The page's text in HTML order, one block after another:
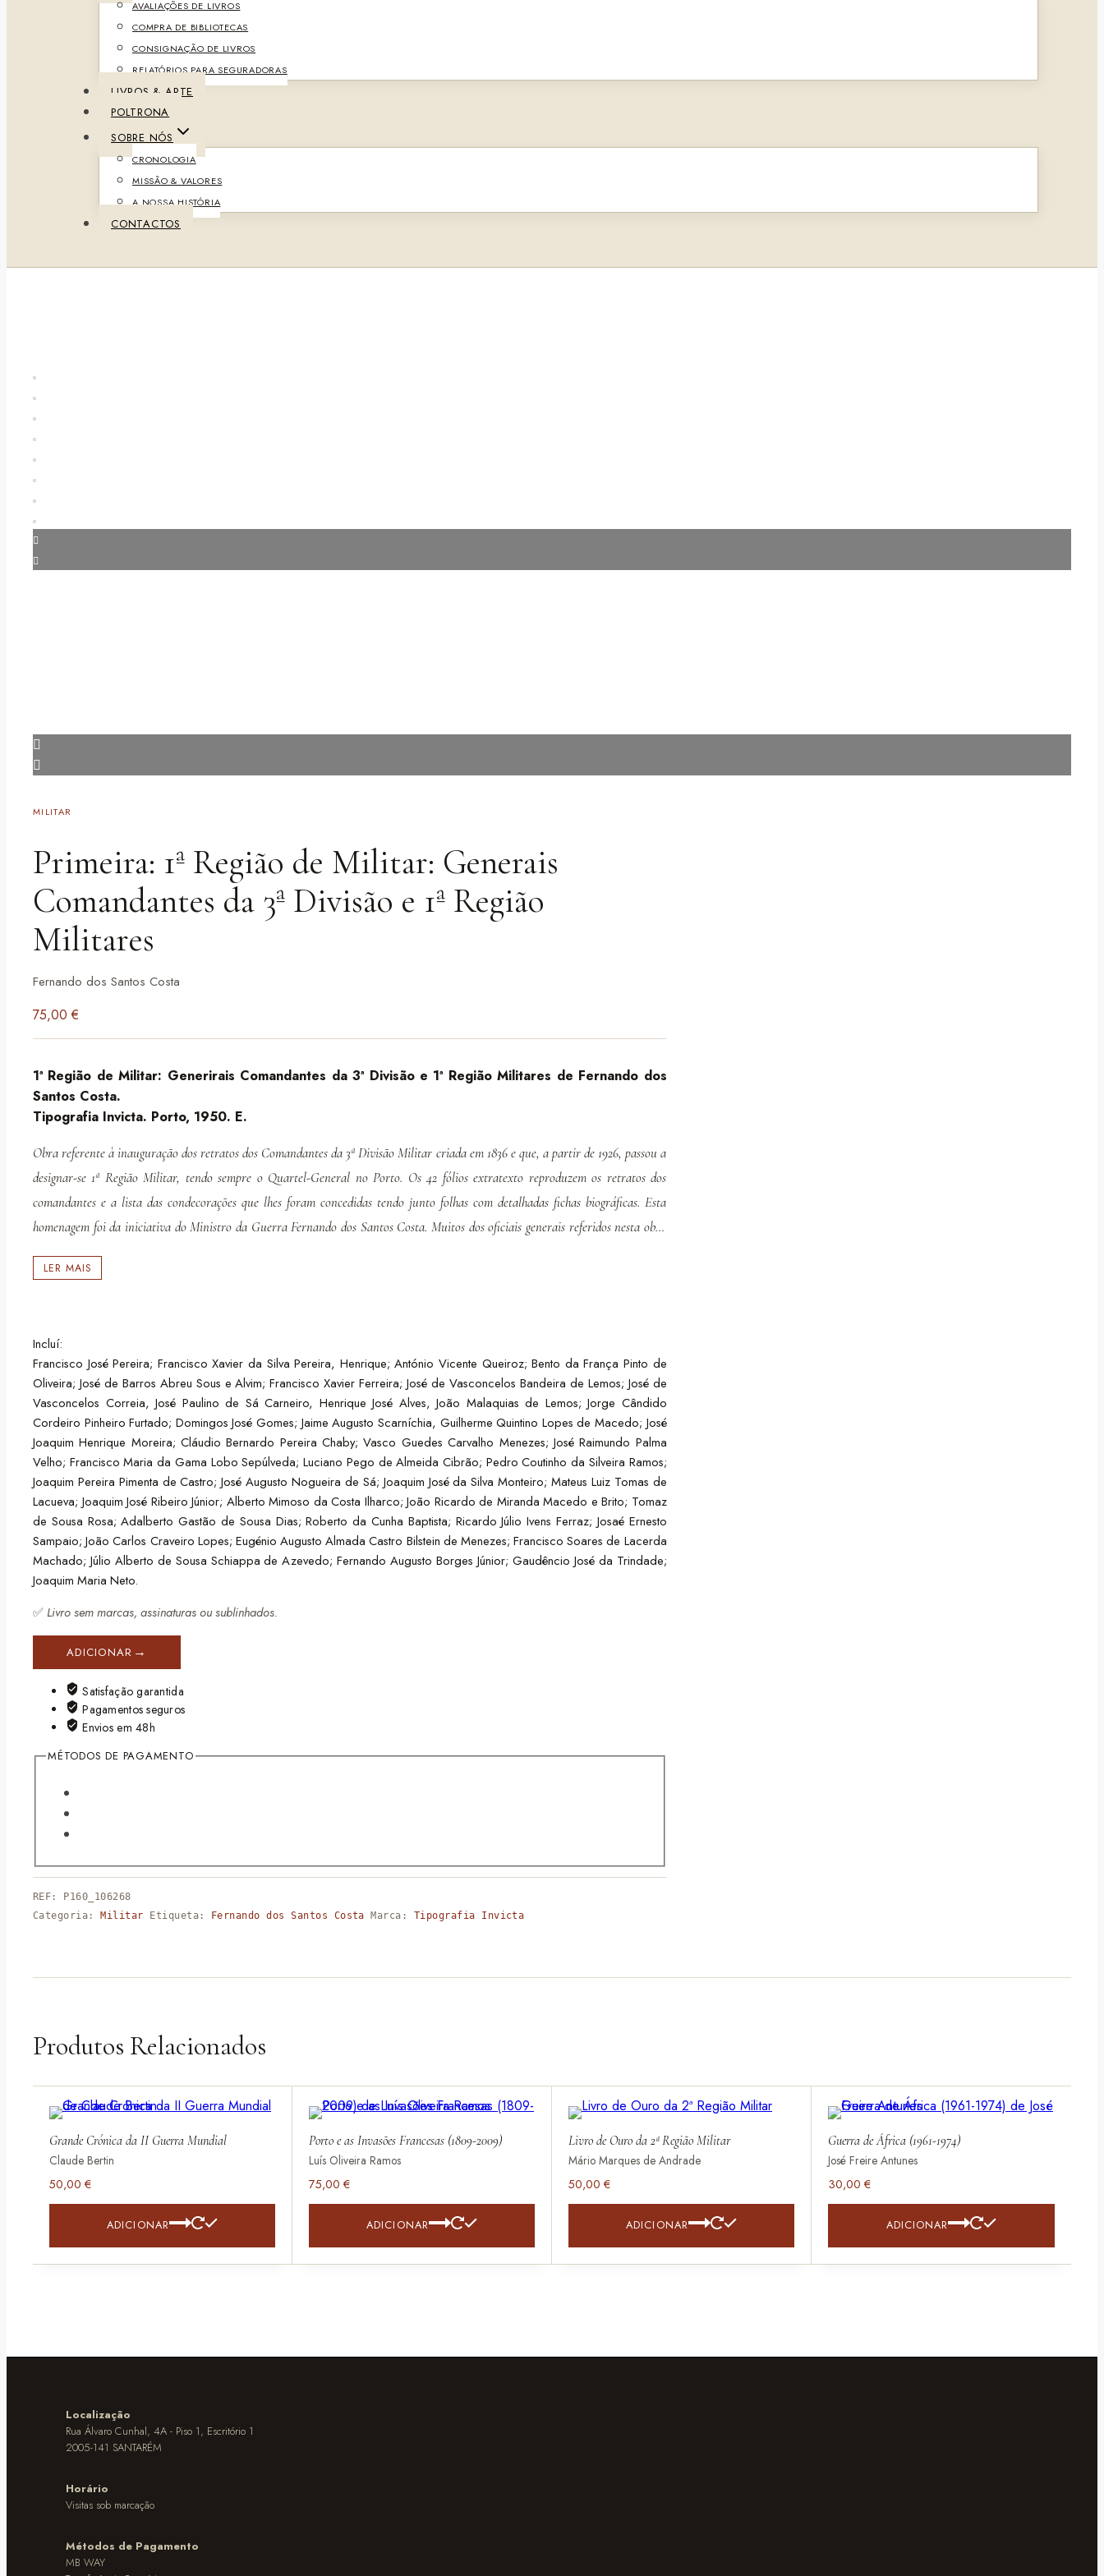
AVALIAÇÕES DE LIVROS
COMPRA DE BIBLIOTECAS
CONSIGNAÇÃO DE LIVROS
RELATÓRIOS PARA SEGURADORAS
LIVROS & ARTE
POLTRONA
SOBRE NÓS
CRONOLOGIA
MISSÃO & VALORES
A NOSSA HISTÓRIA
CONTACTOS
MILITAR
Primeira: 1ª Região de Militar: Generais
Comandantes da 3ª Divisão e 1ª Região
Militares
Fernando dos Santos Costa
75,00€
1ª Região de Militar: Generirais Comandantes da 3ª Divisão e 1ª Região Militares de Fernando dos
Santos Costa.
Tipografia Invicta. Porto, 1950. E.
Obra referente à inauguração dos retratos dos Comandantes da 3ª Divisão Militar criada em 1836 e que, a partir de 1926, passou a
designar-se 1ª Região Militar, tendo sempre o Quartel-General no Porto. Os 42 fólios extratexto reproduzem os retratos dos
comandantes e a lista das condecorações que lhes foram concedidas tendo junto folhas com detalhadas fichas biográficas. Esta
homenagem foi da iniciativa do Ministro da Guerra Fernando dos Santos Costa. Muitos dos oficiais generais referidos nesta obra
LER MAIS
Incluí:
Francisco José Pereira; Francisco Xavier da Silva Pereira, Henrique; António Vicente Queiroz; Bento da França Pinto de
Oliveira; José de Barros Abreu Sous e Alvim; Francisco Xavier Ferreira; José de Vasconcelos Bandeira de Lemos; José de
Vasconcelos Correia, José Paulino de Sá Carneiro, Henrique José Alves, João Malaquias de Lemos; Jorge Cândido
Cordeiro Pinheiro Furtado; Domingos José Gomes; Jaime Augusto Scarníchia, Guilherme Quintino Lopes de Macedo; José
Joaquim Henrique Moreira; Cláudio Bernardo Pereira Chaby; Vasco Guedes Carvalho Menezes; José Raimundo Palma
Velho; Francisco Maria da Gama Lobo Sepúlveda; Luciano Pego de Almeida Cibrão; Pedro Coutinho da Silveira Ramos;
Joaquim Pereira Pimenta de Castro; José Augusto Nogueira de Sá; Joaquim José da Silva Monteiro; Mateus Luiz Tomas de
Lacueva; Joaquim José Ribeiro Júnior; Alberto Mimoso da Costa Ilharco; João Ricardo de Miranda Macedo e Brito; Tomaz
de Sousa Rosa; Adalberto Gastão de Sousa Dias; Roberto da Cunha Baptista; Ricardo Júlio Ivens Ferraz; Josaé Ernesto
Sampaio; João Carlos Craveiro Lopes; Eugénio Augusto Almada Castro Bilstein de Menezes; Francisco Soares de Lacerda
Machado; Júlio Alberto de Sousa Schiappa de Azevedo; Fernando Augusto Borges Júnior; Gaudêncio José da Trindade;
Joaquim Maria Neto.
✅Livro sem marcas, assinaturas ou sublinhados.
ADICIONAR
Satisfação garantida
Pagamentos seguros
Envios em 48h
MÉTODOS DE PAGAMENTO
REF: P160_106268
Categoria: Militar Etiqueta: Fernando dos Santos Costa Marca: Tipografia Invicta
Produtos Relacionados
Grande Crónica da II Guerra Mundial
Claude Bertin
50,00 €
ADICIONAR
Porto e as Invasões Francesas (1809-2009)
Luís Oliveira Ramos
75,00 €
ADICIONAR
Livro de Ouro da 2ª Região Militar
Mário Marques de Andrade
50,00 €
ADICIONAR
Guerra de África (1961-1974)
José Freire Antunes
30,00 €
ADICIONAR
Localização
Rua Álvaro Cunhal, 4A - Piso 1, Escritório 1
2005-141 SANTARÉM
Horário
Visitas sob marcação
Métodos de Pagamento
MB WAY